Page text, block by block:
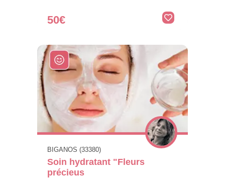
50€
BIGANOS (33380)
Soin hydratant "Fleurs
précieus